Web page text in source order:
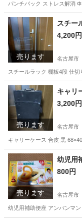
パンチバック ストレス解消
愛知 名古屋市 フィ
売ります
スチー
4,200円
名古屋市
スチールラック 棚板4段 仕
愛知 名古屋市 家具
売ります
キャリ
3,200円
名古屋市
キャリーケース 合皮 黒
愛知 名古屋市 バッ
売ります
幼児用
800円
名古屋市
幼児用補助便座 アンパンマ